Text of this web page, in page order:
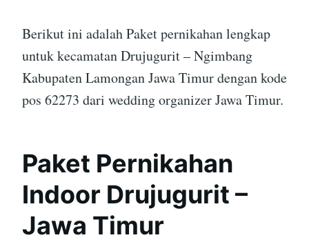
Berikut ini adalah Paket pernikahan lengkap
untuk kecamatan Drujugurit – Ngimbang
Kabupaten Lamongan Jawa Timur dengan kode
pos 62273 dari wedding organizer Jawa Timur.
Paket Pernikahan
Indoor Drujugurit –
Jawa Timur